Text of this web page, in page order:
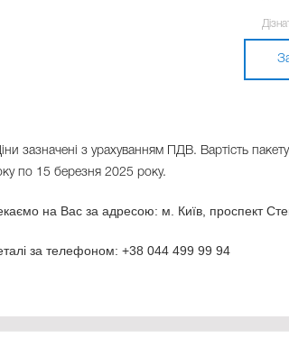
зазначені з урахуванням ПДВ. Вартість
по 15 березня 2025 року.
на Вас за адресою: м. Київ, проспект
за телефоном: +38 044 499 99 94